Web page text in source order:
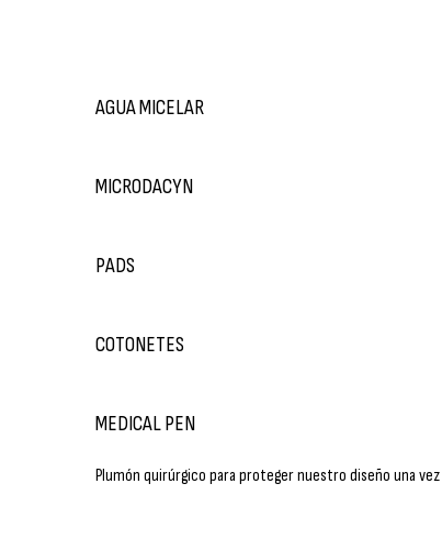
AGUA MICELAR
MICRODACYN
PADS
COTONETES
MEDICAL PEN
Plumón quirúrgico para proteger nuestro diseño una